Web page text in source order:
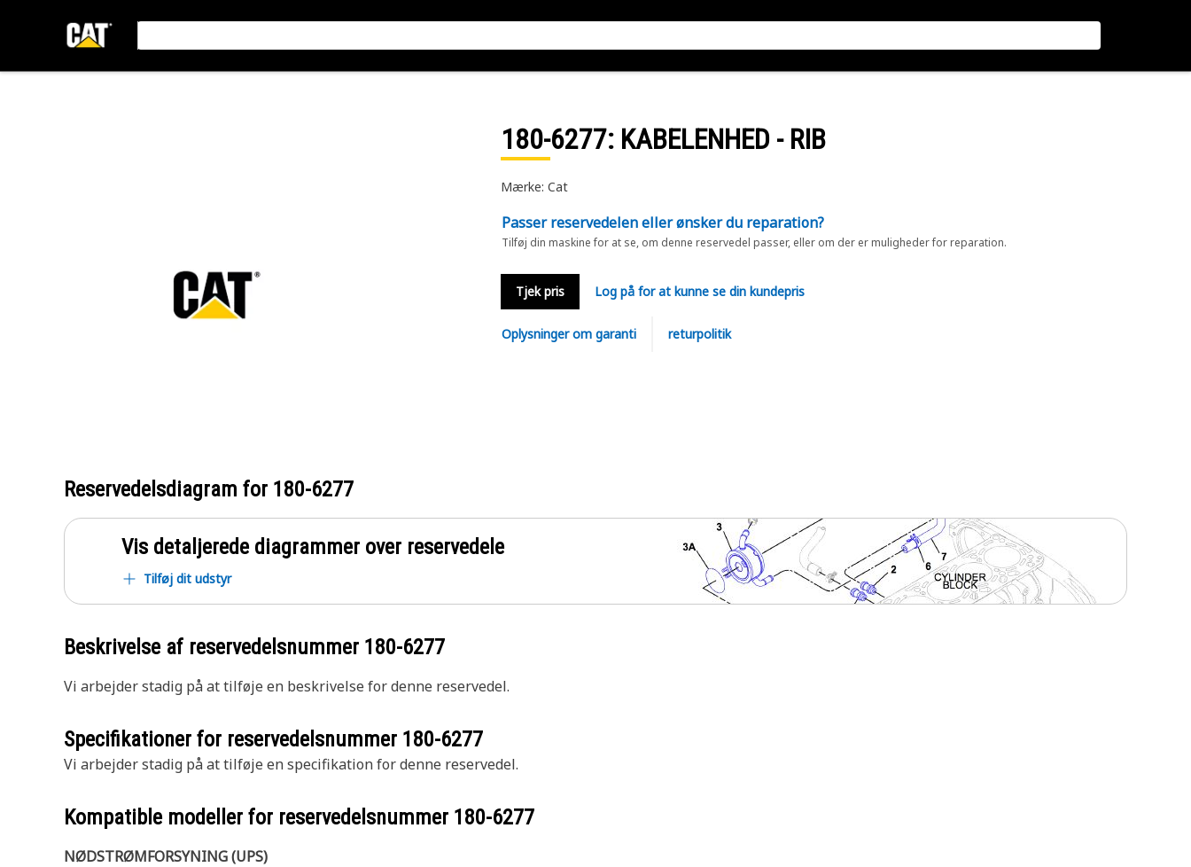
180-6277: KABELENHED - RIB
Mærke: Cat
Passer reservedelen eller ønsker du reparation?
Tilføj din maskine for at se, om denne reservedel passer, eller om der er muligheder for reparation.
Tjek pris Log på for at kunne se din kundepris
Oplysninger om garanti returpolitik
Reservedelsdiagram for 180-6277
Vis detaljerede diagrammer over reservedele
Tilføj dit udstyr
Beskrivelse af reservedelsnummer 180-6277
Vi arbejder stadig på at tilføje en beskrivelse for denne reservedel.
Specifikationer for reservedelsnummer 180-6277
Vi arbejder stadig på at tilføje en specifikation for denne reservedel.
Kompatible modeller for reservedelsnummer 180-6277
NØDSTRØMFORSYNING (UPS)